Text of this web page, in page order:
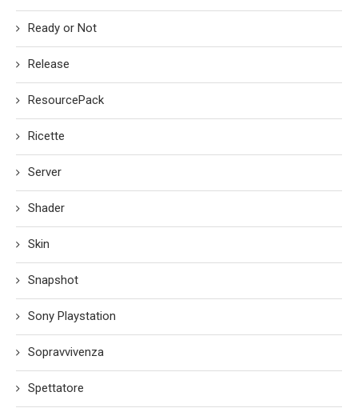
Ready or Not
Release
ResourcePack
Ricette
Server
Shader
Skin
Snapshot
Sony Playstation
Sopravvivenza
Spettatore